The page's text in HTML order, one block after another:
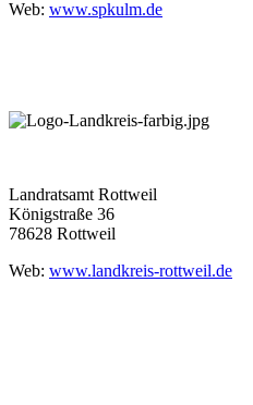
Web: www.spkulm.de
Landratsamt Rottweil
Königstraße 36
78628 Rottweil
Web: www.landkreis-rottweil.de